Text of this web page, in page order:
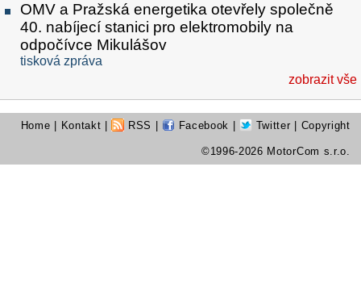
OMV a Pražská energetika otevřely společně
40. nabíjecí stanici pro elektromobily na
odpočívce Mikulášov
tisková zpráva
zobrazit vše
Home Kontakt RSS Facebook Twitter | Copyright
©1996-2026 MotorCom s.r.o.